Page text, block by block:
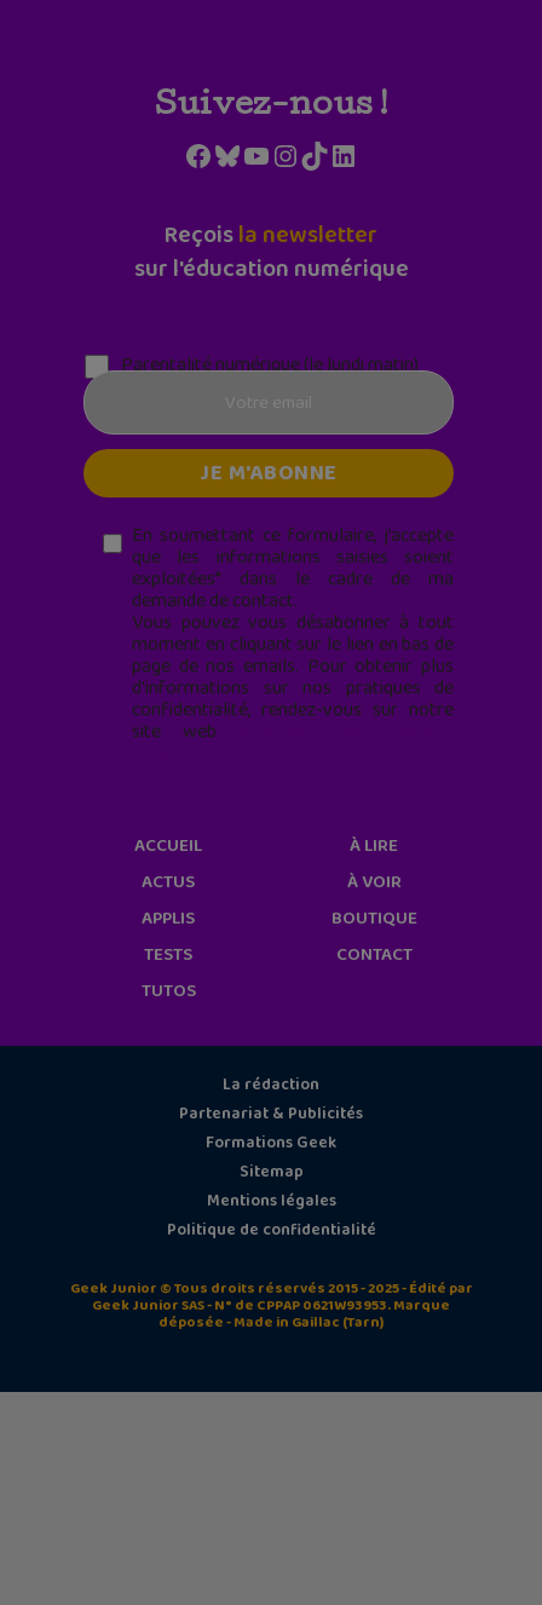
Suivez-nous !
Facebook
Bluesky
YouTube
Instagram
TikTokLinkedIn
Reçoisla newsletter
sur l'éducation numérique
Parentalité numérique (le lundi matin)
En soumettant ce formulaire, j’accepte
que les informations saisies soient
exploitées* dans le cadre de ma
demande de contact.
Vous pouvez vous désabonner à tout
moment en cliquant sur le lien en bas de
page de nos emails. Pour obtenir plus
d'informations sur nos pratiques de
confidentialité, rendez-vous sur notre
site web
ACCUEIL
ACTUS
APPLIS
TESTS
TUTOS
À LIRE
À VOIR
BOUTIQUE
CONTACT
La rédaction
Partenariat & Publicités
Formations Geek
Sitemap
Mentions légales
Politique de confidentialité
Geek Junior © Tous droits réservés 2015 - 2025 - Édité par
Geek Junior SAS - N° de CPPAP 0621W93953. Marque
déposée - Made in Gaillac (Tarn)